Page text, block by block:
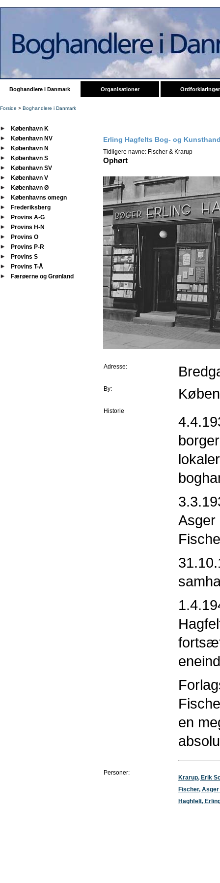
Boghandlere i Danmark Organisationer Ordforklaringer
Forside > Boghandlere i Danmark
København K
København NV
København N
København S
København SV
København V
København Ø
Københavns omegn
Frederiksberg
Provins A-G
Provins H-N
Provins O
Provins P-R
Provins S
Provins T-Å
Færøerne og Grønland
Erling Hagfelts Bog- og
Tidligere navne: Fischer & Krarup
Ophørt
Adresse:
By:
Historie
Asger
en
Personer:
Krarup, Erik
Fischer,
Haghfelt,